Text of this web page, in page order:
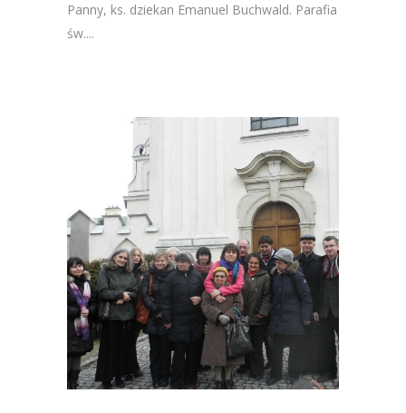
Panny, ks. dziekan Emanuel Buchwald. Parafia
św....